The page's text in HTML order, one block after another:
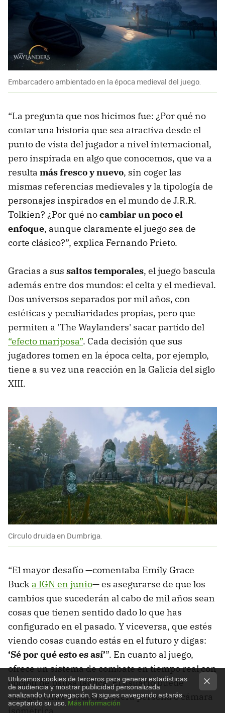
Embarcadero ambientado en la época medieval del juego.
“La pregunta que nos hicimos fue: ¿Por qué no
contar una historia que sea atractiva desde el
punto de vista del jugador a nivel internacional,
pero inspirada en algo que conocemos, que va a
resulta más fresco y nuevo, sin coger las
mismas referencias medievales y la tipología de
personajes inspirados en el mundo de J.R.R.
Tolkien? ¿Por qué nocambiar un poco el
enfoque, aunque claramente el juego sea de
corte clásico?”, explica Fernando Prieto.
Gracias a sus saltos temporales, el juego bascula
además entre dos mundos: el celta y el medieval.
Dos universos separados por mil años, con
estéticas y peculiaridades propias, pero que
permiten a 'The Waylanders' sacar partido del
“efecto mariposa”. Cada decisión que sus
jugadores tomen en la época celta, por ejemplo,
tiene a su vez una reacción en la Galicia del siglo
XIII.
Círculo druida en Dumbriga.
“El mayor desafío —comentaba Emily Grace
Buck a IGN en junio— es asegurarse de que los
cambios que sucederán al cabo de mil años sean
cosas que tienen sentido dado lo que has
configurado en el pasado. Y viceversa, que estés
viendo cosas cuando estás en el futuro y digas:
‘Sé por qué esto es así’”. En cuanto al juego,
ofrece un sistema de combate en tiempo real con
opción de pausa táctica. El usuario puede
escoger entre vista en tercera persona o cámara
isométrica.
Utilizamos cookies de terceros para generar estadísticas
de audiencia y mostrar publicidad personalizada
analizando tu navegación. Si sigues navegando estarás
aceptando su uso. Más información